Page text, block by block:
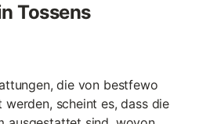
Tossens
die von bestfewo
scheint es, dass die